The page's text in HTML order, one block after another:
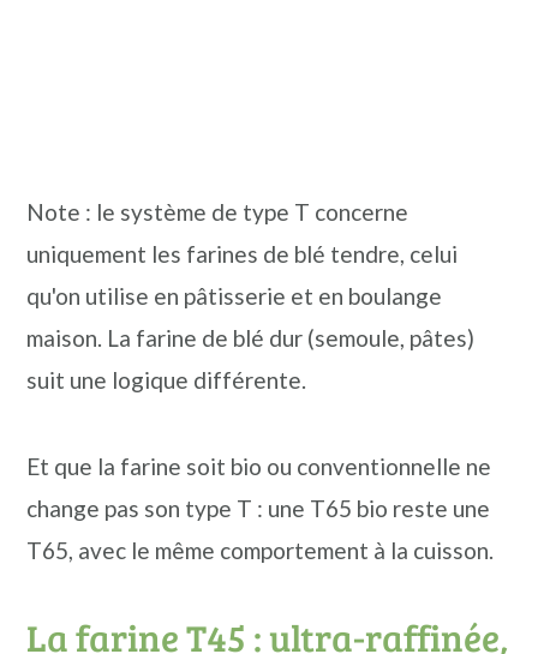
Note : le système de type T concerne
uniquement les farines de blé tendre, celui
qu'on utilise en pâtisserie et en boulange
maison. La farine de blé dur (semoule, pâtes)
suit une logique différente.
Et que la farine soit bio ou conventionnelle ne
change pas son type T : une T65 bio reste une
T65, avec le même comportement à la cuisson.
La farine T45 : ultra-raffinée,